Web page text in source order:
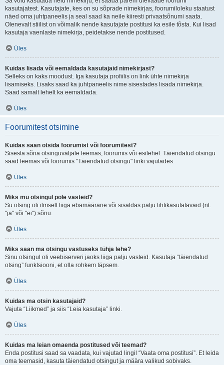
kasutajatest. Kasutajate, kes on su sõprade nimekirjas, foorumiloleku staatust
näed oma juhtpaneelis ja seal saad ka neile kiiresti privaatsõnumi saata.
Olenevalt stiilist on võimalik nende kasutajate postitusi ka esile tõsta. Kui lisad
kasutaja vaenlaste nimekirja, peidetakse nende postitused.
Üles
Kuidas lisada või eemaldada kasutajaid nimekirjast?
Selleks on kaks moodust. Iga kasutaja profiilis on link ühte nimekirja
lisamiseks. Lisaks saad ka juhtpaneelis nime sisestades lisada nimekirja.
Saad samalt lehelt ka eemaldada.
Üles
Foorumitest otsimine
Kuidas saan otsida foorumist või foorumitest?
Sisesta sõna otsinguväljale teemas, foorumis või esilehel. Täiendatud otsingu
saad teemas või foorumis "Täiendatud otsingu" linki vajutades.
Üles
Miks mu otsingul pole vasteid?
Su otsing oli ilmselt liiga ebamäärane või sisaldas palju tihtikasutatavaid (nt.
"ja" või "ei") sõnu.
Üles
Miks saan ma otsingu vastuseks tühja lehe?
Sinu otsingul oli veebiserveri jaoks liiga palju vasteid. Kasutaja “täiendatud
otsing” funktsiooni, et olla rohkem täpsem.
Üles
Kuidas ma otsin kasutajaid?
Vajuta “Liikmed” ja siis “Leia kasutaja” linki.
Üles
Kuidas ma leian omaenda postitused või teemad?
Enda postitusi saad sa vaadata, kui vajutad lingil “Vaata oma postitusi”. Et leida
oma teemasid, kasuta täiendatud otsingut ja määra valikud sobivaks.